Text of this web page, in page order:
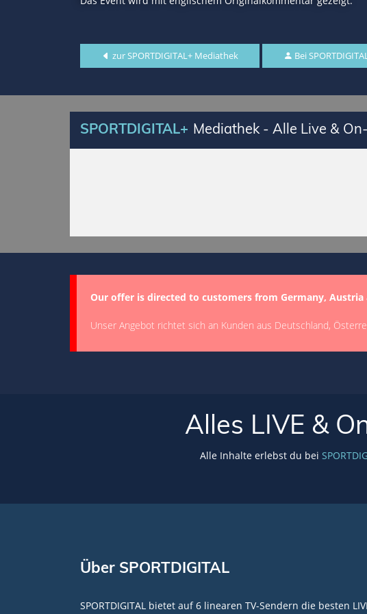
zur SPORTDIGITAL+ Mediathek Bei
SPORTDIGITAL+ Mediathek - Alle Live &
Our offer is directed to customers from Germany,
Unser Angebot richtet sich an Kunden aus Deutschland,
Alles LIVE &
Alle Inhalte erlebst du bei
Über SPORTDIGITAL
SPORTDIGITAL bietet auf 6 linearen TV-Sendern die besten